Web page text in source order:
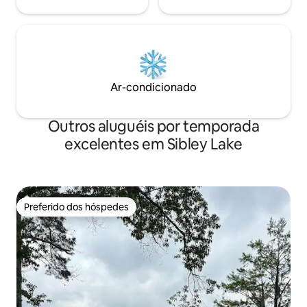
Ar-condicionado
Outros aluguéis por temporada
excelentes em Sibley Lake
Preferido dos hóspedes
Preferido dos hóspedes